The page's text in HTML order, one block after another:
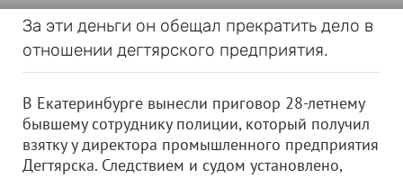
За эти деньги он обещал прекратить дело в
отношении дегтярского предприятия.
В Екатеринбурге вынесли приговор 28-летнему
бывшему сотруднику полиции, который получил
взятку у директора промышленного предприятия
Дегтярска. Следствием и судом установлено,